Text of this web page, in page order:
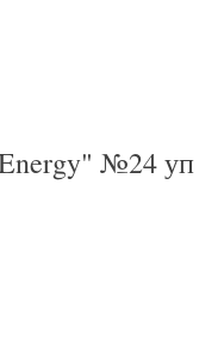
Energy" №24 уп